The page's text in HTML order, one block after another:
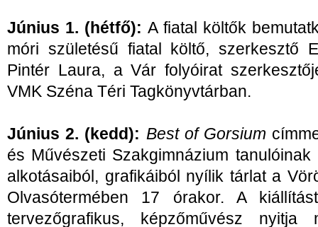
Június 1. (hétfő): A fiatal költők
móri születésű fiatal költő, szerkesztő
Pintér Laura, a Vár folyóirat
VMK Széna Téri Tagkönyvtárban.
Június 2. (kedd): Best of Gorsium
és Művészeti Szakgimnázium
alkotásaiból, grafikáiból nyílik tárlat a
Olvasótermében 17 órakor. A
tervezőgrafikus, képzőművész nyitja